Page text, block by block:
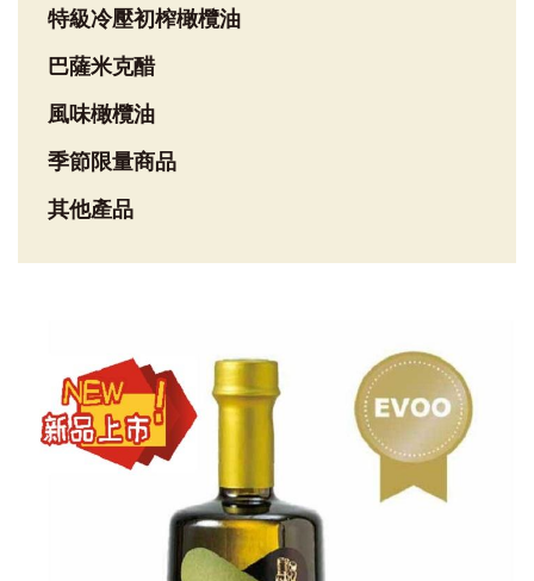
特級冷壓初榨橄欖油
巴薩米克醋
風味橄欖油
季節限量商品
其他產品